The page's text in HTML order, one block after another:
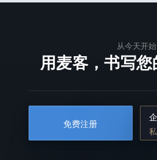
从今天开始
用麦客，书写
免费注册